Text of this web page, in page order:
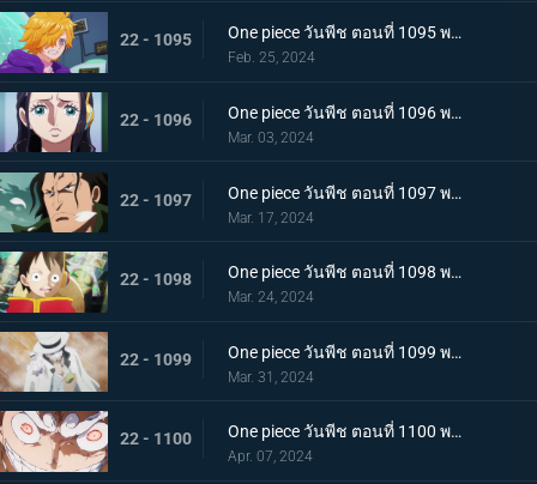
22 - 1095 One piece วันพีช ตอนที่ 1095 พากย์ไทย มันสมองของอัจฉริยะ เวก้าพังค์ทั้งหกคน
Feb. 25, 2024
22 - 1096 One piece วันพีช ตอนที่ 1096 พากย์ไทย ประวัติศาสตร์ต้องห้าม สมมติฐานของอาณาจักรแห่งหนึ่ง
Mar. 03, 2024
22 - 1097 One piece วันพีช ตอนที่ 1097 พากย์ไทย เจตจำนงของโอฮารา การวิจัยที่ได้รับสืบทอดมา
Mar. 17, 2024
22 - 1098 One piece วันพีช ตอนที่ 1098 พากย์ไทย เรื่องมหัศจรรย์ ความฝันที่อัจฉริยะจินตนาการไว้
Mar. 24, 2024
22 - 1099 One piece วันพีช ตอนที่ 1099 พากย์ไทย เตรียมรับการโจมตี ร็อบ ลุจจิจู่โจม
Mar. 31, 2024
22 - 1100 One piece วันพีช ตอนที่ 1100 พากย์ไทย พลังในระดับที่แตกต่าง ลูฟี่ ปะทะ ลุจจิ
Apr. 07, 2024